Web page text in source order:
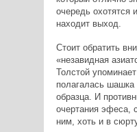
очередь охотятся
находит выход.
Стоит обратить
«незавидная
Толстой
полагалась
образца. И
очертания эфеса,
ним, хоть и в